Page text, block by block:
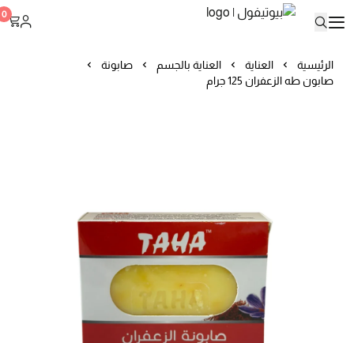
0
الرئيسية العناية العناية بالجسم
صابونة
صابون طه الزعفران 125 جرام